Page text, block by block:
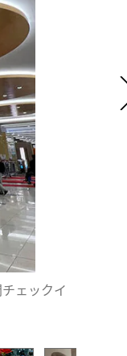
ェックイ